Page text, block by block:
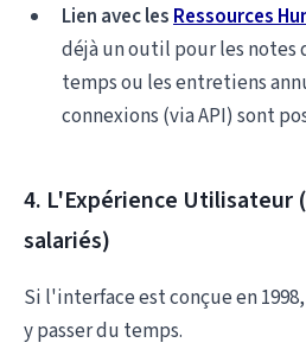
Lien avec les Ressources
déjà un outil pour les notes
temps ou les entretiens
connexions (via API) sont
4. L'Expérience Utilisateur
salariés)
Si l'interface est conçue en
y passer du temps.